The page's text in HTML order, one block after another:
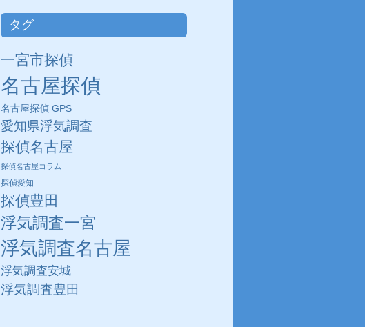
タグ
一宮市探偵
名古屋探偵
名古屋探偵 GPS
愛知県浮気調査
探偵名古屋
探偵名古屋コラム
探偵愛知
探偵豊田
浮気調査一宮
浮気調査名古屋
浮気調査安城
浮気調査豊田